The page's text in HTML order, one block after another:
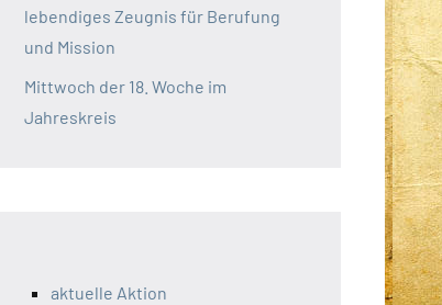
lebendiges Zeugnis für Berufung
und Mission
Mittwoch der 18. Woche im
Jahreskreis
aktuelle Aktion